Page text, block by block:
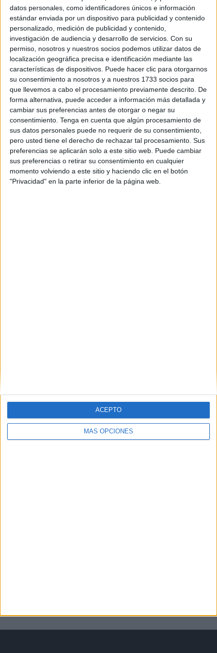
datos personales, como identificadores únicos e información
estándar enviada por un dispositivo para publicidad y contenido
personalizado, medición de publicidad y contenido,
investigación de audiencia y desarrollo de servicios. Con su
permiso, nosotros y nuestros socios podemos utilizar datos de
localización geográfica precisa e identificación mediante las
características de dispositivos. Puede hacer clic para otorgarnos
su consentimiento a nosotros y a nuestros 1733 socios para
que llevemos a cabo el procesamiento previamente descrito. De
forma alternativa, puede acceder a información más detallada y
cambiar sus preferencias antes de otorgar o negar su
consentimiento. Tenga en cuenta que algún procesamiento de
sus datos personales puede no requerir de su consentimiento,
pero usted tiene el derecho de rechazar tal procesamiento. Sus
preferencias se aplicarán solo a este sitio web. Puede cambiar
sus preferencias o retirar su consentimiento en cualquier
momento volviendo a este sitio y haciendo clic en el botón
"Privacidad" en la parte inferior de la página web.
MÁS OPCIONES
ACEPTO
preocupan a los científicos
POR ISABEL JIMÉNEZ 17/07/2026 1
La AEMET activa el aviso amarillo en Ceuta
por máximas de 36 grados
POR BEATRIZ MARTÍNEZ 16/07/2026 0
Adiós al asfalto tradicional: Marrakech y
Agadir cambian su pavimento para frenar el
calor extremo
POR BEATRIZ MARTÍNEZ 16/07/2026 0
¿Cómo protegerse del calor extremo?
POR ISABEL JIMÉNEZ 16/07/2026 1
Alerta para los ceutíes que viajen el fin de
semana: nueva ola de calor superará los 40
grados